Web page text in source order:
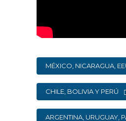
MÉXICO, NICARAGUA,
CHILE, BOLIVIA Y PERÚ
ARGENTINA, URUGUAY,